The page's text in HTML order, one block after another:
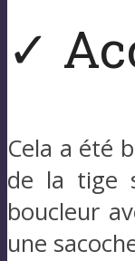
✓
Cela a été
de la tige
boucleur
une